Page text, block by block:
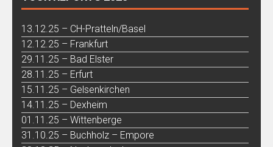
13.12.25 – CH-Pratteln/Basel
12.12.25 – Frankfurt
29.11.25 – Bad Elster
28.11.25 – Erfurt
15.11.25 – Gelsenkirchen
14.11.25 – Dexheim
01.11.25 – Wittenberge
31.10.25 – Buchholz – Empore